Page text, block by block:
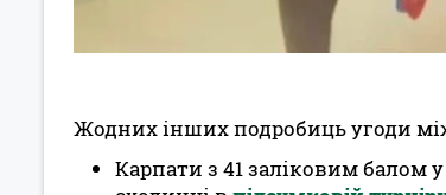
Жодних інших подробиць угоди
Карпати з 41 заліковим балом